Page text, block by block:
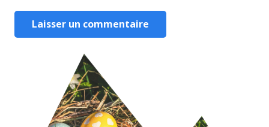
Laisser un commentaire